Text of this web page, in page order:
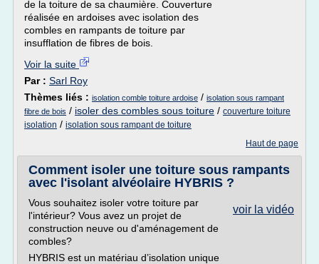
de la toiture de sa chaumière. Couverture
réalisée en ardoises avec isolation des
combles en rampants de toiture par
insufflation de fibres de bois.
Voir la suite
Par : Sarl Roy
Thèmes liés : isolation comble toiture ardoise / isolation sous rampant
fibre de bois / isoler des combles sous toiture / couverture toiture
isolation / isolation sous rampant de toiture
Haut de page
Comment isoler une toiture sous rampants
avec l'isolant alvéolaire HYBRIS ?
voir la vidéo
Vous souhaitez isoler votre toiture par
l'intérieur? Vous avez un projet de
construction neuve ou d'aménagement de
combles?
HYBRIS est un matériau d’isolation unique